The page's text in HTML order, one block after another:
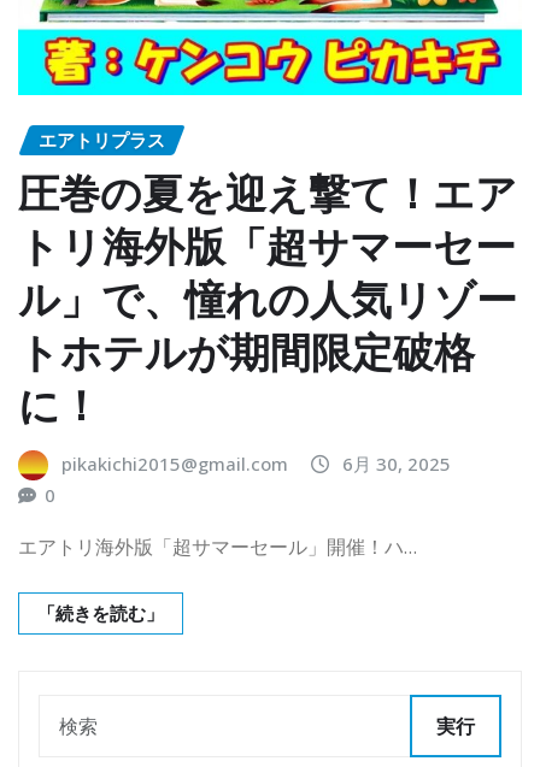
エアトリプラス
圧巻の夏を迎え撃て！エア
トリ海外版「超サマーセー
ル」で、憧れの人気リゾー
トホテルが期間限定破格
に！
pikakichi2015@gmail.com
6月 30, 2025
0
エアトリ海外版「超サマーセール」開催！ハ…
「続きを読む」
実行